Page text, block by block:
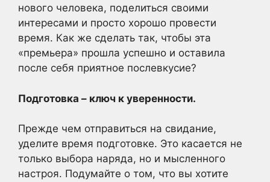
нового человека, поделиться своими
интересами и просто хорошо провести
время. Как же сделать так, чтобы эта
«премьера» прошла успешно и оставила
после себя приятное послевкусие?
Подготовка – ключ к уверенности.
Прежде чем отправиться на свидание,
уделите время подготовке. Это касается не
только выбора наряда, но и мысленного
настроя. Подумайте о том, что вы хотите